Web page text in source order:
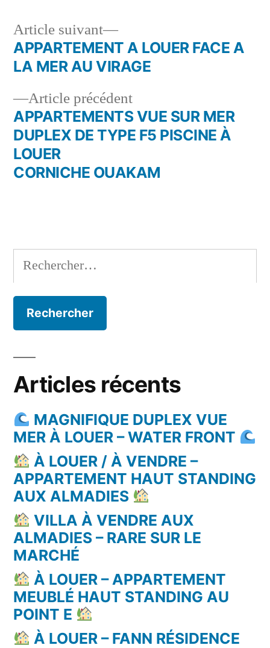
Navigation
l’article
Article précédentArticle
précédent :
APPARTEMENTS VUE SUR MER
DUPLEX DE TYPE F5 PISCINE À
LOUER
CORNICHE OUAKAM
Article suivant
Article
suivant :
APPARTEMENT A LOUER FACE A
LA MER AU VIRAGE
Rechercher :
Articles récents
MAGNIFIQUE DUPLEX VUE
MER À LOUER – WATER FRONT
À LOUER / À VENDRE –
APPARTEMENT HAUT STANDING
AUX ALMADIES
VILLA À VENDRE AUX
ALMADIES – RARE SUR LE
MARCHÉ
À LOUER – APPARTEMENT
MEUBLÉ HAUT STANDING AU
POINT E
À LOUER – FANN RÉSIDENCE